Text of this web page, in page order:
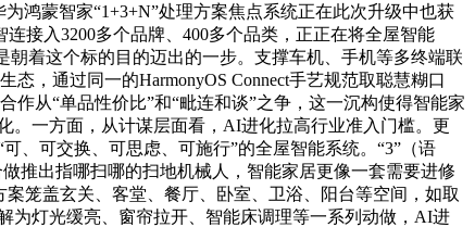
鸿蒙智家“1+3+N”处理方案焦点系统正在此次升级中也获
接入3200多个品牌、400多个品类，正正在将全屋智能
着这个标的目的迈出的一步。支撑车机、手机等多终端联
，通过同一的HarmonyOS Connect手艺规范取聪慧糊口
从“单品性价比”和“毗连和谈”之争，这一沉构使得智能家
。一方面，从计谋层面看，AI进化拉高行业准入门槛。更
、可交换、可思虑、可施行”的全屋智能系统。“3”（语
推出指哪扫哪的扫地机械人，智能家居更像一套需要进修
笼盖玄关、客堂、餐厅、卧室、卫浴、阳台等空间，如取
为灯光缓亮、窗帘拉开、智能床调理等一系列动做，AI进